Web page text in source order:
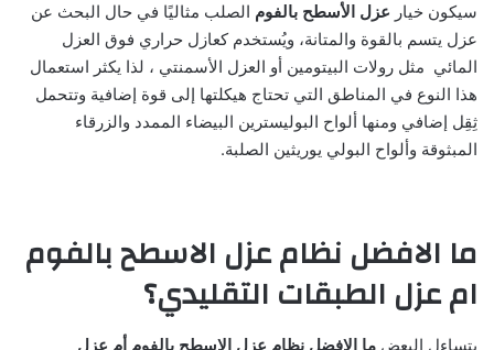
سيكون خيار عزل الأسطح بالفوم الصلب مثاليًا في حال البحث عن
عزل يتسم بالقوة والمتانة، ويُستخدم كعازل حراري فوق العزل
المائي مثل رولات البيتومين أو العزل الأسمنتي ، لذا يكثر استعمال
هذا النوع في المناطق التي تحتاج هيكلتها إلى قوة إضافية وتتحمل
ثِقِل إضافي ومنها ألواح البوليسترين البيضاء الممدد والزرقاء
المبثوقة وألواح البولي يوريثين الصلبة.
ما الافضل نظام عزل الاسطح بالفوم
ام عزل الطبقات التقليدي؟
يتساءل البعض ما الافضل نظام عزل الاسطح بالفوم أم عزل